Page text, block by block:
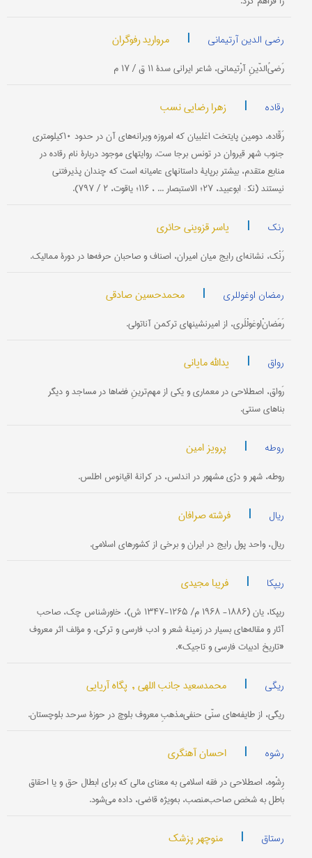
رضی الدین آرتیمانی | مروارید رفوگران
رَضیُ‌الدّینِ آرْتیمانی، شاعر ایرانی سدۀ ۱۱ ق / ۱۷ م
رقاده | زهرا رضایی نسب
رَقّاده، دومین پایتخت اغلبیان که امروزه ویرانه‌های آن در حدود ۱۰کیلومتری
جنوب شهر قیروان در تونس برجا ست. روایتهای موجود دربارۀ نام رقاده در
منابع متقدم، بیشتر برپایۀ داستانهای عامیانه است که چندان پذیرفتنی
نیستند (نک‍ : ابوعبید، ۲۷؛ الاستبصار ... ، ۱۱۶؛ یاقوت، ۲ / ۷۹۷).
رنک | یاسر قزوینی حائری
رَنْک، نشانه‌ای رایج میان امیران، اصناف و صاحبان حرفه‌ها در دورۀ ممالیک.
رمضان‌ اوغوللری | محمدحسین صادقی
رَمَضانْ‌اوغولْلَری، از امیرنشینهای ترکمن آناتولی.
رواق | یدالله مایانی
رَواق، اصطلاحی در معماری و یکی از مهم‌ترینِ فضاها در مساجد و دیگر
بناهای سنتی.
روطه | پرویز امین
روطه، شهر و دژی مشهور در اندلس، در کرانۀ اقیانوس اطلس.
ریال | فرشته صرافان
ریال، واحد پول رایج در ایران و برخی از کشورهای اسلامی.
ریپکا | فریبا مجیدی
ریپکا، یان (۱۸۸۶- ۱۹۶۸ م/ ۱۲۶۵-۱۳۴۷ ش)، خاورشناس چک، صاحب
آثار و مقاله‌های بسیار در زمینۀ شعر و ادب فارسی و ترکی، و مؤلف اثر معروف
«تاریخ ادبیات فارسی و تاجیک».
ریگی | محمدسعید جانب اللهی , پگاه آریایی
ریگی، از طایفه‌های سنّی حنفی‌مذهبِ معروف بلوچ در حوزۀ سرحد بلوچستان.
رشوه | احسان آهنگری
رِشْوه، اصطلاحی در فقه اسلامی به معنای مالی که برای ابطال حق و یا احقاق
باطل به شخص صاحب‌منصب، به‌ویژه قاضی، داده می‌شود.
رستاق | منوچهر پزشک